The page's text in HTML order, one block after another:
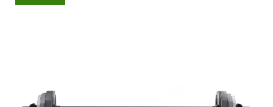
0,0